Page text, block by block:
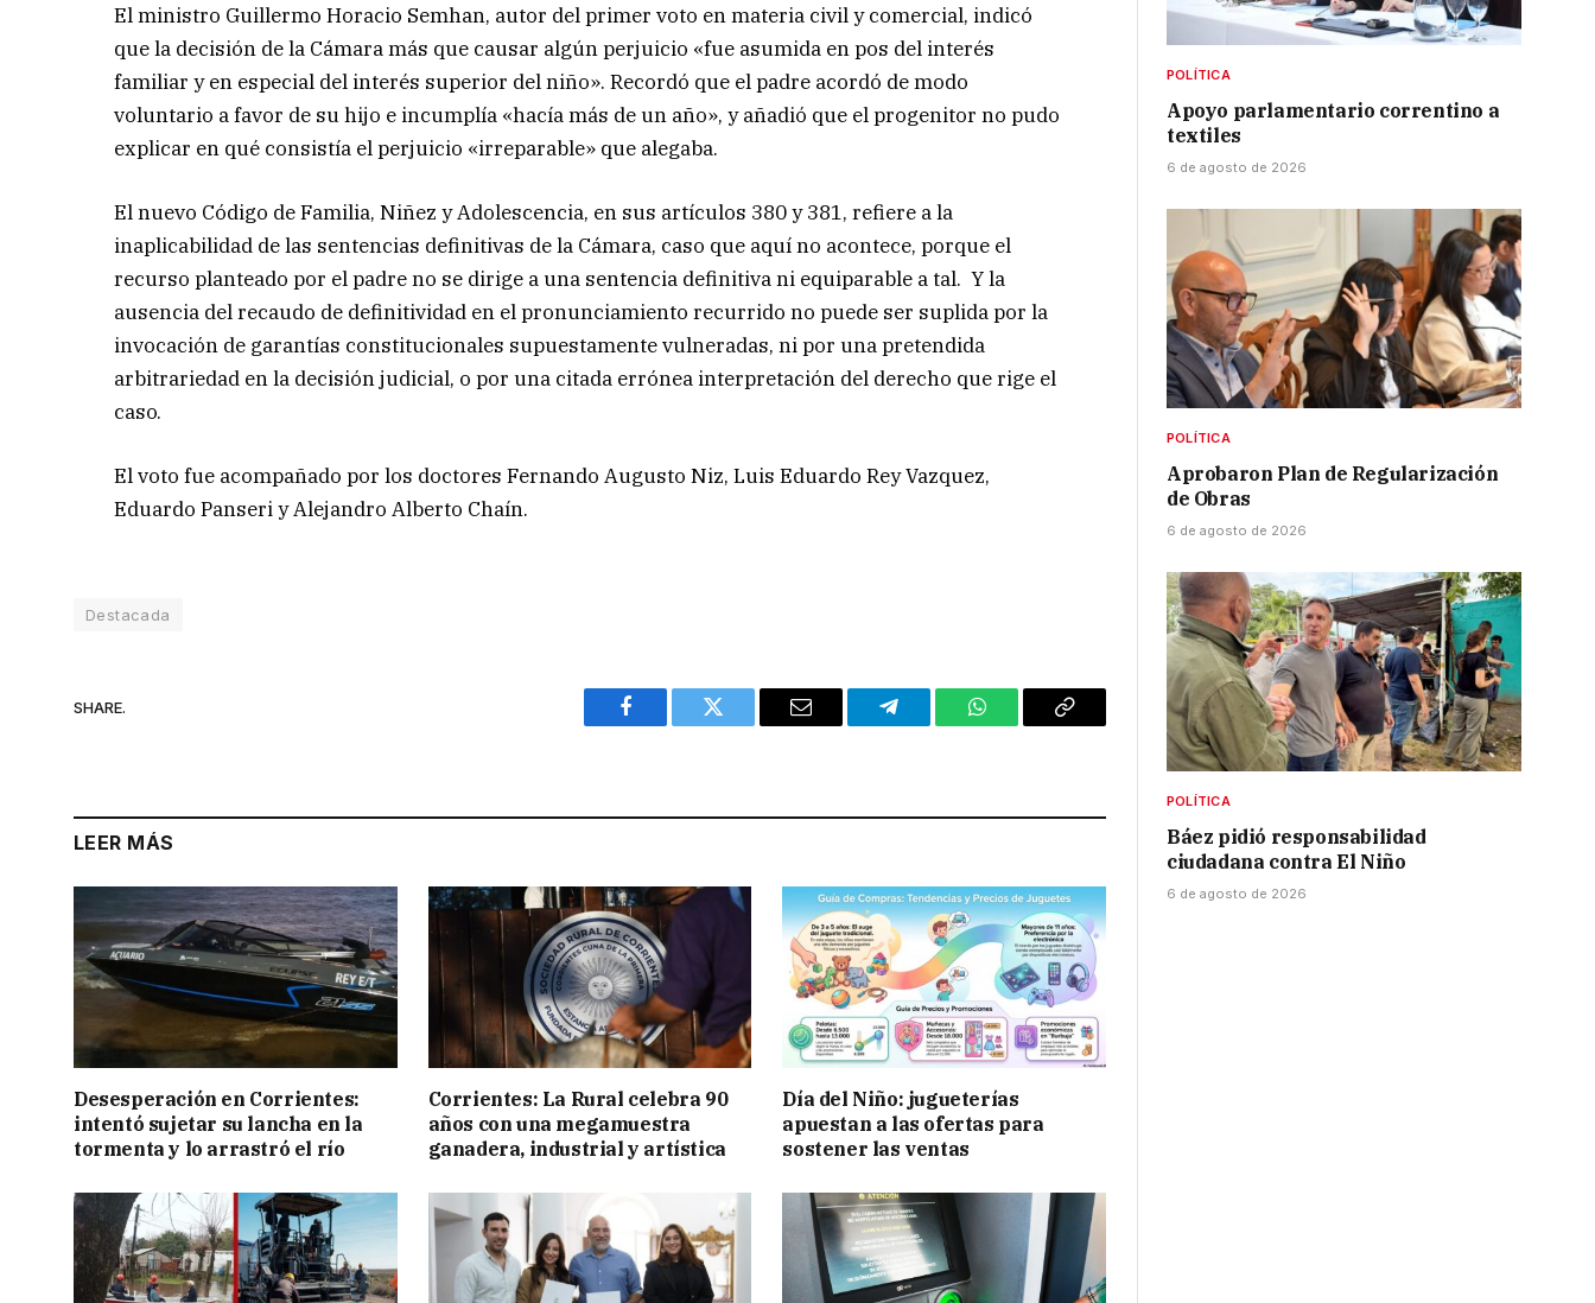
El ministro Guillermo Horacio Semhan, autor del primer voto en materia civil y comercial, indicó
que la decisión de la Cámara más que causar algún perjuicio «fue asumida en pos del interés
familiar y en especial del interés superior del niño». Recordó que el padre acordó de modo
voluntario a favor de su hijo e incumplía «hacía más de un año», y añadió que el progenitor no pudo
explicar en qué consistía el perjuicio «irreparable» que alegaba.
El nuevo Código de Familia, Niñez y Adolescencia, en sus artículos 380 y 381, refiere a la
inaplicabilidad de las sentencias definitivas de la Cámara, caso que aquí no acontece, porque el
recurso planteado por el padre no se dirige a una sentencia definitiva ni equiparable a tal. Y la
ausencia del recaudo de definitividad en el pronunciamiento recurrido no puede ser suplida por la
invocación de garantías constitucionales supuestamente vulneradas, ni por una pretendida
arbitrariedad en la decisión judicial, o por una citada errónea interpretación del derecho que rige el
caso.
El voto fue acompañado por los doctores Fernando Augusto Niz, Luis Eduardo Rey Vazquez,
Eduardo Panseri y Alejandro Alberto Chaín.
Destacada
SHARE.
Facebook Twitter Email Telegram WhatsAppCopy
LEER MÁS
Desesperación en Corrientes:
intentó sujetar su lancha en la
tormenta y lo arrastró el río
Corrientes: La Rural celebra 90
años con una megamuestra
ganadera, industrial y artística
Día del Niño: jugueterías
apuestan a las ofertas para
sostener las ventas
POLÍTICA
Apoyo parlamentario correntino a
textiles
6 de agosto de 2026
POLÍTICA
Aprobaron Plan de Regularización
de Obras
6 de agosto de 2026
POLÍTICA
Báez pidió responsabilidad
ciudadana contra El Niño
6 de agosto de 2026